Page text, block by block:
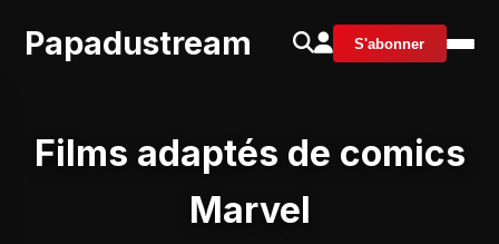
Papadustream S'abonner
Films adaptés de comics
Marvel